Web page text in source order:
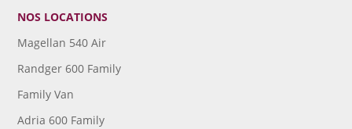
NOS LOCATIONS
Magellan 540 Air
Randger 600 Family
Family Van
Adria 600 Family